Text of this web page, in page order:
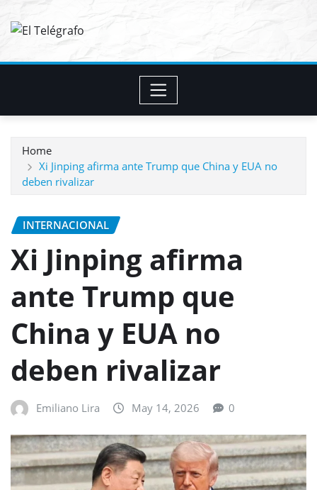
Home
Xi Jinping afirma ante Trump que China y EUA no
deben rivalizar
INTERNACIONAL
Xi Jinping afirma
ante Trump que
China y EUA no
deben rivalizar
Emiliano Lira May 14, 2026 0